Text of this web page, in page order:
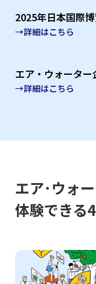
2025年日本国際
→詳細はこちら
エア・ウォーター
→詳細はこちら
エア･ウォ
体験できる